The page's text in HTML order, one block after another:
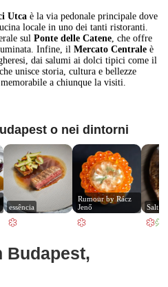
Utcaè la via pedonale principale dove
locale in uno dei tanti ristoranti.
sul Ponte delle Catene, che offre
Infine, il Mercato Centraleè
dai salumi ai dolci tipici come il
unisce storia, cultura e bellezze
a chiunque la visiti.
o nei dintorni
essência
Rumour by Rácz
Jenő
Salt
Budapest,